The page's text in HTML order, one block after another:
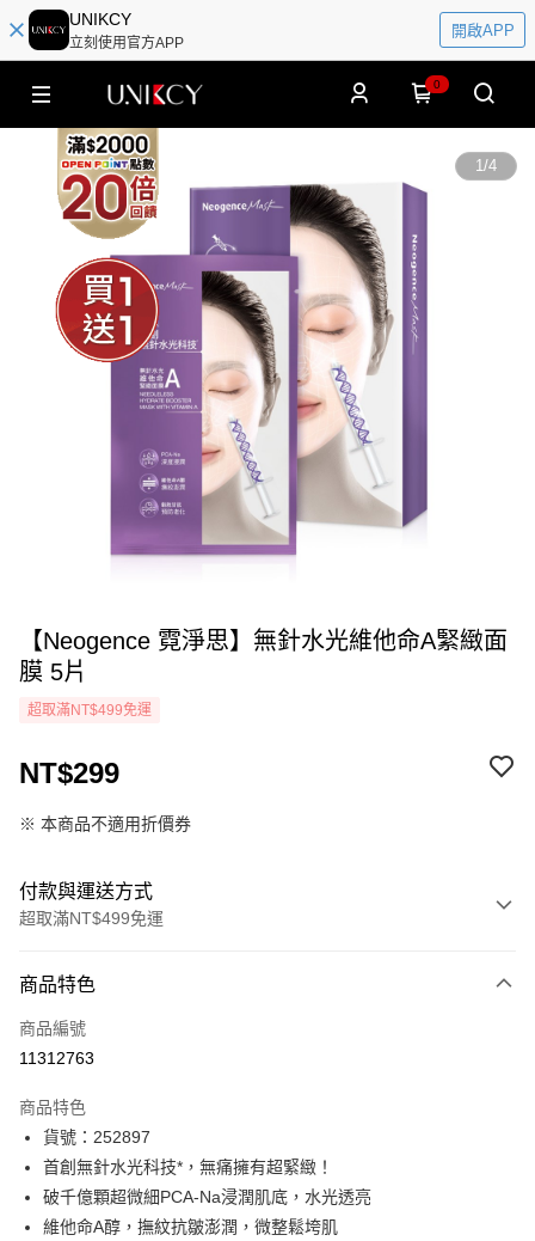
UNIKCY
立刻使用官方APP
開啟APP
0
1/4
【Neogence 霓淨思】無針水光維他命A緊緻面
膜 5片
超取滿NT$499免運
NT$299
※ 本商品不適用折價券
付款與運送方式
超取滿NT$499免運
icash Pay
信用卡一次付款
LINE Pay
Apple Pay
街口支付
商品特色
商品編號
11312763
商品特色
貨號：252897
首創無針水光科技*，無痛擁有超緊緻！
破千億顆超微細PCA-Na浸潤肌底，水光透亮
維他命A醇，撫紋抗皺澎潤，微整鬆垮肌